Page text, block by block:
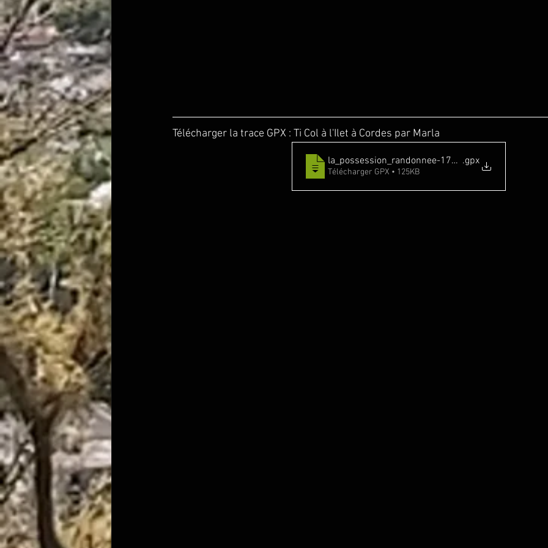
Télécharger la trace GPX : Ti Col à l'Ilet à Cordes par Marla
la_possession_randonnee-17061106-
.gpx
Télécharger GPX • 125KB